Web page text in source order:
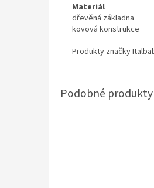
Materiál
dřevěná základna
kovová konstrukce
Produkty značky